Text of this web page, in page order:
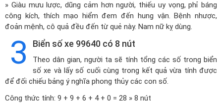
» Giàu mưu lược, dũng cảm hơn người, thiếu uy vọng, phỉ báng
công kích, thích mạo hiểm đem đến hung vận. Bệnh nhược,
đoản mệnh, cô quả đều đến từ quẻ này. Nam nữ kỵ dùng.
3 Biển số xe 99640 có 8 nút
Theo dân gian, người ta sẽ tính tổng các số trong biển
số xe và lấy số cuối cùng trong kết quả vừa tính được
để đối chiếu bảng ý nghĩa phong thủy các con số.
Công thức tính: 9 + 9 + 6 + 4 + 0 = 28 » 8 nút